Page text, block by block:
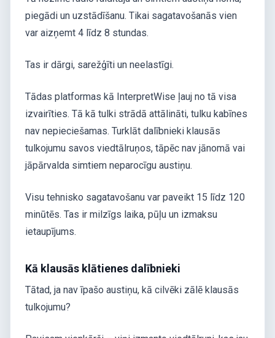
piegādi un uzstādīšanu. Tikai sagatavošanās vien
var aizņemt 4 līdz 8 stundas.
Tas ir dārgi, sarežģīti un neelastīgi.
Tādas platformas kā InterpretWise ļauj no tā visa
izvairīties. Tā kā tulki strādā attālināti, tulku kabīnes
nav nepieciešamas. Turklāt dalībnieki klausās
tulkojumu savos viedtālruņos, tāpēc nav jānomā vai
jāpārvalda simtiem neparocīgu austiņu.
Visu tehnisko sagatavošanu var paveikt 15 līdz 120
minūtēs. Tas ir milzīgs laika, pūļu un izmaksu
ietaupījums.
Kā klausās klātienes dalībnieki
Tātad, ja nav īpašo austiņu, kā cilvēki zālē klausās
tulkojumu?